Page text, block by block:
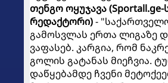
თენგო ოყუჯავა
რედაქტორი)-
გამოსვლას ერთა ლიგაზე
ვაფასებ. კარგია, რომ
გოლის გატანას მიეჩვია.
დაწყებამდე ჩვენი